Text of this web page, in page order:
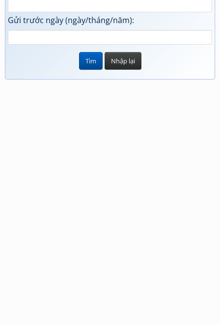
Gửi trước ngày (ngày/tháng/năm):